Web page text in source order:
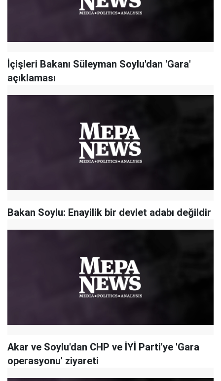
İçişleri Bakanı Süleyman Soylu'dan 'Gara'
açıklaması
Bakan Soylu: Enayilik bir devlet adabı değildir
Akar ve Soylu'dan CHP ve İYİ Parti'ye 'Gara
operasyonu' ziyareti